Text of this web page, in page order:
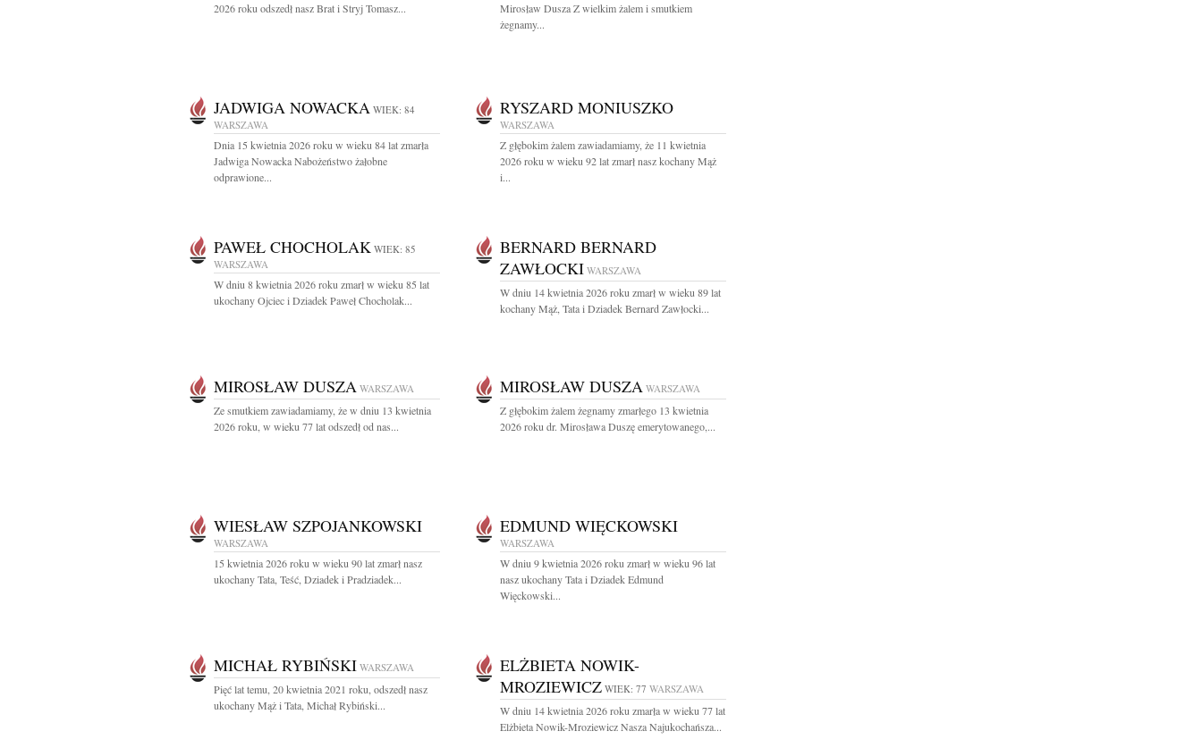
2026 roku odszedł nasz Brat i Stryj Tomasz...
Mirosław Dusza Z wielkim żalem i smutkiem
żegnamy...
JADWIGA NOWACKA WIEK: 84
WARSZAWA
Dnia 15 kwietnia 2026 roku w wieku 84 lat zmarła
Jadwiga Nowacka Nabożeństwo żałobne
odprawione...
RYSZARD MONIUSZKO
WARSZAWA
Z głębokim żalem zawiadamiamy, że 11 kwietnia
2026 roku w wieku 92 lat zmarł nasz kochany Mąż
i...
PAWEŁ CHOCHOLAK WIEK: 85
WARSZAWA
W dniu 8 kwietnia 2026 roku zmarł w wieku 85 lat
ukochany Ojciec i Dziadek Paweł Chocholak...
BERNARD BERNARD
ZAWŁOCKI WARSZAWA
W dniu 14 kwietnia 2026 roku zmarł w wieku 89 lat
kochany Mąż, Tata i Dziadek Bernard Zawłocki...
MIROSŁAW DUSZA WARSZAWA
Ze smutkiem zawiadamiamy, że w dniu 13 kwietnia
2026 roku, w wieku 77 lat odszedł od nas...
MIROSŁAW DUSZA WARSZAWA
Z głębokim żalem żegnamy zmarłego 13 kwietnia
2026 roku dr. Mirosława Duszę emerytowanego,...
WIESŁAW SZPOJANKOWSKI
WARSZAWA
15 kwietnia 2026 roku w wieku 90 lat zmarł nasz
ukochany Tata, Teść, Dziadek i Pradziadek...
EDMUND WIĘCKOWSKI
WARSZAWA
W dniu 9 kwietnia 2026 roku zmarł w wieku 96 lat
nasz ukochany Tata i Dziadek Edmund
Więckowski...
MICHAŁ RYBIŃSKI WARSZAWA
Pięć lat temu, 20 kwietnia 2021 roku, odszedł nasz
ukochany Mąż i Tata, Michał Rybiński...
ELŻBIETA NOWIK-
MROZIEWICZ WIEK: 77 WARSZAWA
W dniu 14 kwietnia 2026 roku zmarła w wieku 77 lat
Elżbieta Nowik-Mroziewicz Nasza Najukochańsza...